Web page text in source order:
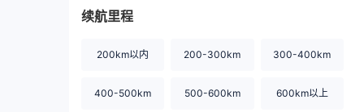
续航里程
200km以内 200-300km 300-400km
400-500km 500-600km 600km以上